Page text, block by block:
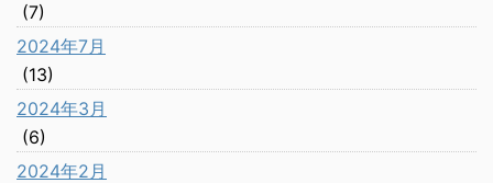
(7)
2024年7月
(13)
2024年3月
(6)
2024年2月